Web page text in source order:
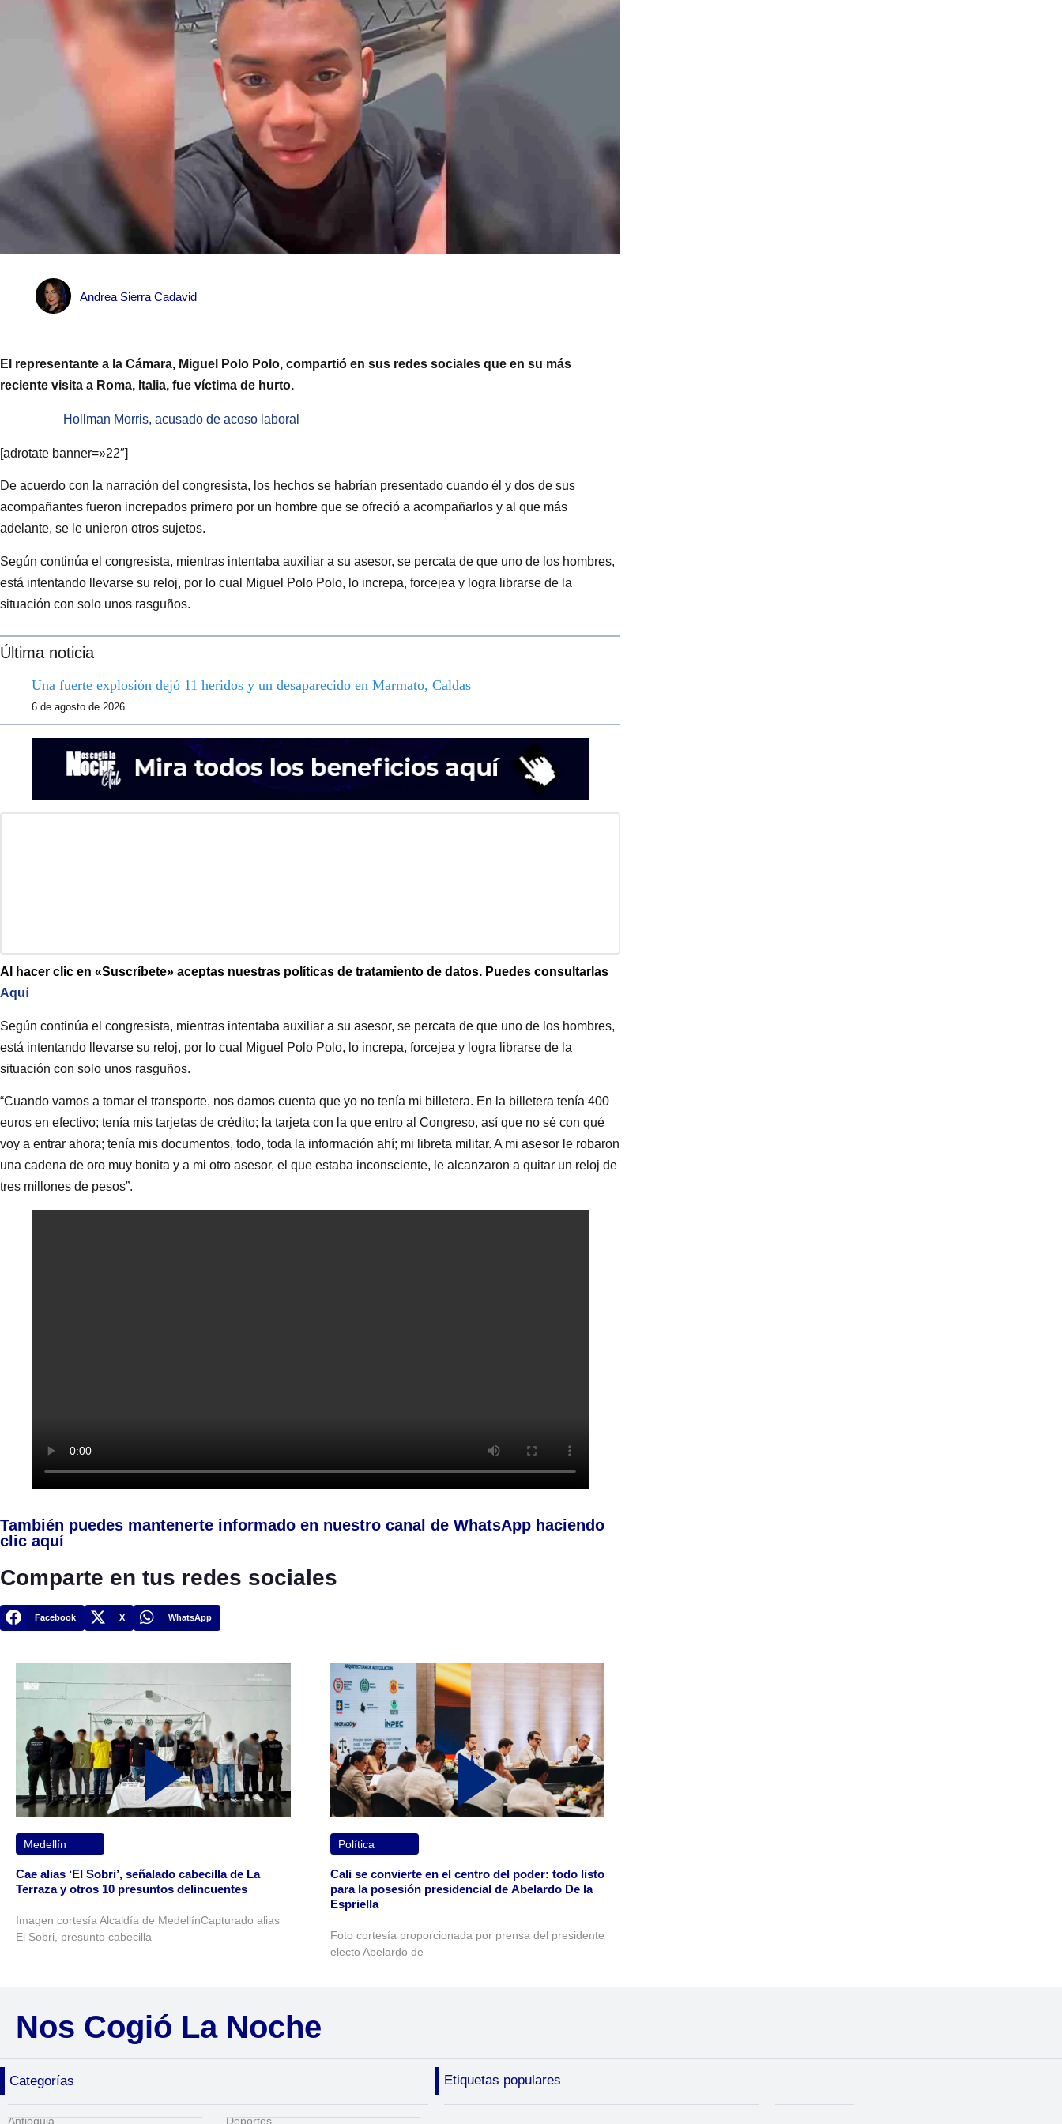
Andrea Sierra Cadavid
El representante a la Cámara, Miguel Polo Polo, compartió en sus redes sociales que en su más
reciente visita a Roma, Italia, fue víctima de hurto.
Hollman Morris, acusado de acoso laboral
[adrotate banner=»22″]
De acuerdo con la narración del congresista, los hechos se habrían presentado cuando él y dos de sus
acompañantes fueron increpados primero por un hombre que se ofreció a acompañarlos y al que más
adelante, se le unieron otros sujetos.
Según continúa el congresista, mientras intentaba auxiliar a su asesor, se percata de que uno de los hombres,
está intentando llevarse su reloj, por lo cual Miguel Polo Polo, lo increpa, forcejea y logra librarse de la
situación con solo unos rasguños.
Última noticia
Una fuerte explosión dejó 11 heridos y un desaparecido en Marmato, Caldas
6 de agosto de 2026
Al hacer clic en «Suscríbete» aceptas nuestras políticas de tratamiento de datos. Puedes consultarlas
Aquí
Según continúa el congresista, mientras intentaba auxiliar a su asesor, se percata de que uno de los hombres,
está intentando llevarse su reloj, por lo cual Miguel Polo Polo, lo increpa, forcejea y logra librarse de la
situación con solo unos rasguños.
“Cuando vamos a tomar el transporte, nos damos cuenta que yo no tenía mi billetera. En la billetera tenía 400
euros en efectivo; tenía mis tarjetas de crédito; la tarjeta con la que entro al Congreso, así que no sé con qué
voy a entrar ahora; tenía mis documentos, todo, toda la información ahí; mi libreta militar. A mi asesor le robaron
una cadena de oro muy bonita y a mi otro asesor, el que estaba inconsciente, le alcanzaron a quitar un reloj de
tres millones de pesos”.
También puedes mantenerte informado en nuestro canal de WhatsApp haciendo
clic aquí
Comparte en tus redes sociales
Facebook X WhatsApp
Medellín
Cae alias ‘El Sobri’, señalado cabecilla de La
Terraza y otros 10 presuntos delincuentes
Imagen cortesía Alcaldía de MedellínCapturado alias
El Sobri, presunto cabecilla
Política
Cali se convierte en el centro del poder: todo listo
para la posesión presidencial de Abelardo De la
Espriella
Foto cortesía proporcionada por prensa del presidente
electo Abelardo de
Nos Cogió La Noche
Categorías Etiquetas populares
Antioquia Deportes